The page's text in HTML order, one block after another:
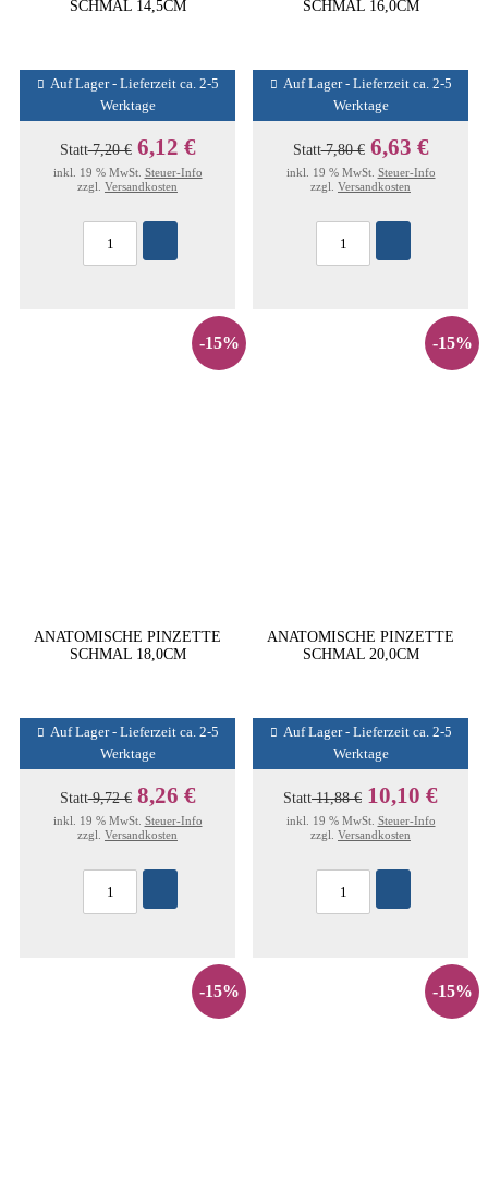
SCHMAL 14,5CM
Auf Lager - Lieferzeit ca. 2-5
Werktage
Statt7,20 € 6,12 €
inkl. 19 % MwSt. Steuer-Info
zzgl. Versandkosten
SCHMAL 16,0CM
Auf Lager - Lieferzeit ca. 2-5
Werktage
Statt7,80 € 6,63 €
inkl. 19 % MwSt. Steuer-Info
zzgl. Versandkosten
-15%
ANATOMISCHE PINZETTE
SCHMAL 18,0CM
Auf Lager - Lieferzeit ca. 2-5
Werktage
Statt9,72 € 8,26 €
inkl. 19 % MwSt. Steuer-Info
zzgl. Versandkosten
-15%
ANATOMISCHE PINZETTE
SCHMAL 20,0CM
Auf Lager - Lieferzeit ca. 2-5
Werktage
Statt11,88 € 10,10 €
inkl. 19 % MwSt. Steuer-Info
zzgl. Versandkosten
-15% -15%